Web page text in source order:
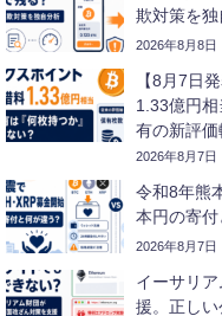
欺対策を独
2026年8月8日
【8月7日
1.33億円
有の新評価
2026年8月7日
令和8年熊
本円の寄付
2026年8月7日
イーサリ
援。正しい